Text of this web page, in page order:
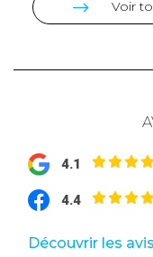
Voir
4.1
4.4
Découvrir les